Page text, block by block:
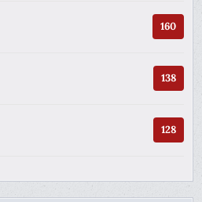
160
138
128